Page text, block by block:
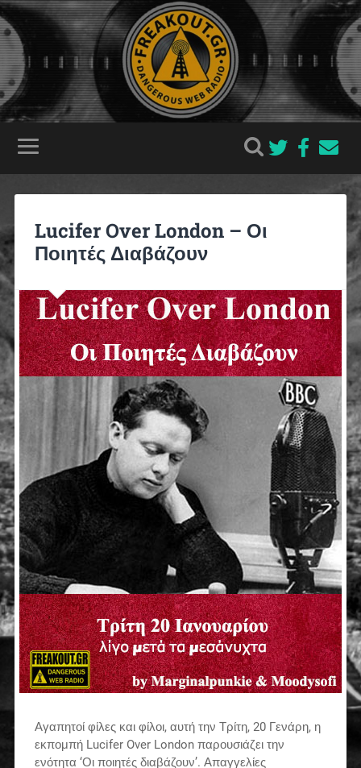
Lucifer Over London – Οι
Ποιητές Διαβάζουν
Αγαπητοί φίλες και φίλοι, αυτή την Τρίτη, 20 Γενάρη, η
εκπομπή Lucifer Over London παρουσιάζει την
ενότητα ‘Οι ποιητές διαβάζουν’. Απαγγελίες